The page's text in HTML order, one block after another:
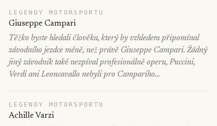
LEGENDY MOTORSPORTU
Giuseppe Campari
Těžko byste hledali člověka, který by vzhledem připomínal
závodního jezdce méně, než právě Giuseppe Campari. Žádný
jiný závodník také nezpíval profesionálně operu, Puccini,
Verdi ani Leoncavallo nebyli pro Campariho…
LEGENDY MOTORSPORTU
Achille Varzi